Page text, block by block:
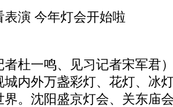
演 今年灯会开始啦
一鸣、见习记者宋军君）
城内外万盏彩灯、花灯、冰
界。沈阳盛京灯会、关东庙